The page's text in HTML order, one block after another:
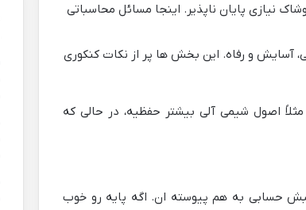
نیازی پایان ناپذیر. اینجا مسائل محاسباتی
آسایش و رفاه. این بخش ها پر از نکات کنکوری
اصول شیمی آلی بیشتر حفظیه، در حالی که
حسابی به هم پیوسته ان. اگه پایه رو خوب